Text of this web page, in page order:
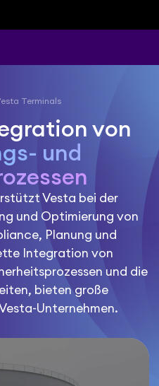
Terminals
von
und
Vesta bei der
und Optimierung von
Planung und
Integration von
und die
bieten große
Unternehmen.